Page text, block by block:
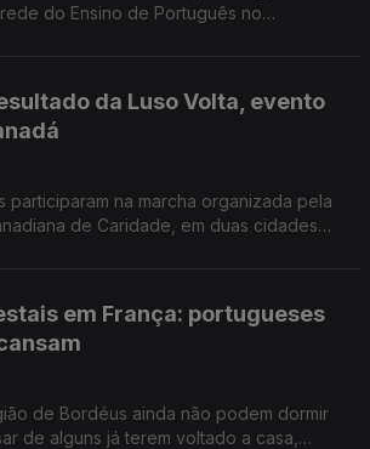
do Ensino de Português no
da Luso Volta, evento
participaram na marcha organizada pela
de Caridade, em duas cidades
em França: portugueses
de Bordéus ainda não podem dormir
de alguns já terem voltado a casa,